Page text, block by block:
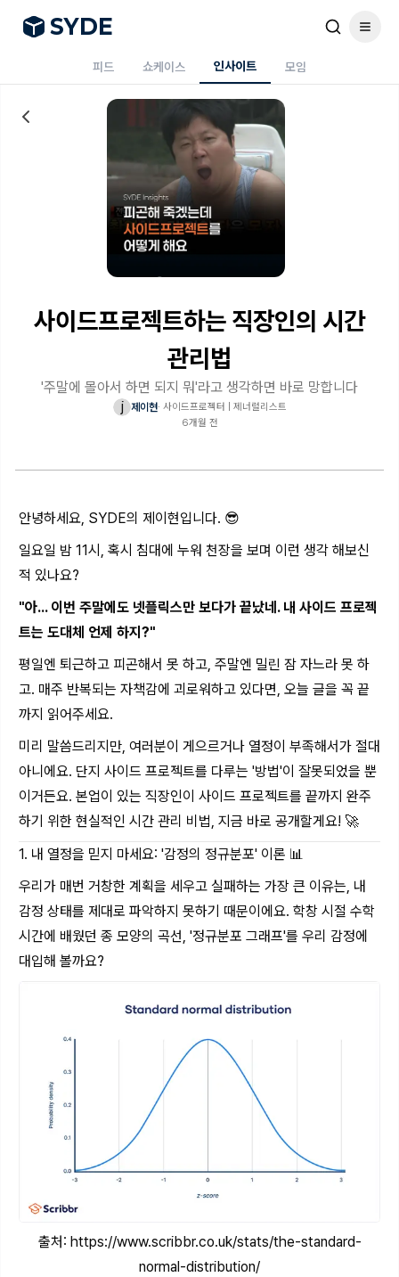
SYDE
피드 쇼케이스 인사이트 모임
사이드프로젝트하는 직장인의 시간
관리법
'주말에 몰아서 하면 되지 뭐'라고 생각하면 바로 망합니다
j 제이현· 사이드프로젝터 | 제너럴리스트
6개월 전
안녕하세요, SYDE의 제이현입니다. 😎
일요일 밤 11시, 혹시 침대에 누워 천장을 보며 이런 생각 해보신
적 있나요?
"아... 이번 주말에도 넷플릭스만 보다가 끝났네. 내 사이드 프로젝
트는 도대체 언제 하지?"
평일엔 퇴근하고 피곤해서 못 하고, 주말엔 밀린 잠 자느라 못 하
고. 매주 반복되는 자책감에 괴로워하고 있다면, 오늘 글을 꼭 끝
까지 읽어주세요.
미리 말씀드리지만, 여러분이 게으르거나 열정이 부족해서가 절대
아니에요. 단지 사이드 프로젝트를 다루는 '방법'이 잘못되었을 뿐
이거든요. 본업이 있는 직장인이 사이드 프로젝트를 끝까지 완주
하기 위한 현실적인 시간 관리 비법, 지금 바로 공개할게요! 🚀
1. 내 열정을 믿지 마세요: '감정의 정규분포' 이론 📊
우리가 매번 거창한 계획을 세우고 실패하는 가장 큰 이유는, 내
감정 상태를 제대로 파악하지 못하기 때문이에요. 학창 시절 수학
시간에 배웠던 종 모양의 곡선, '정규분포 그래프'를 우리 감정에
대입해 볼까요?
출처: https://www.scribbr.co.uk/stats/the-standard-
normal-distribution/